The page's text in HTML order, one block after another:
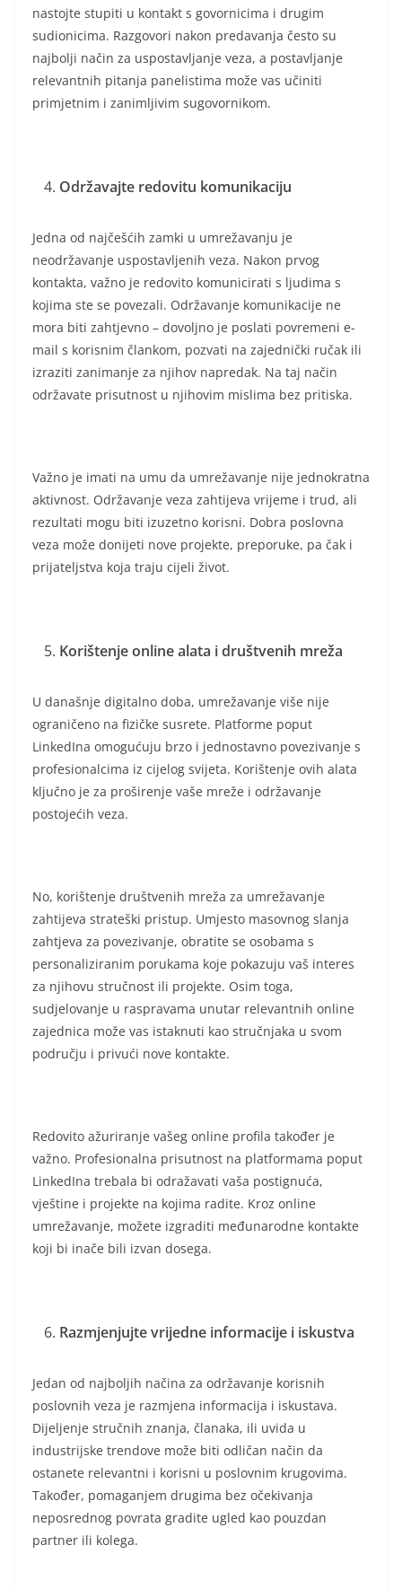
nastojte stupiti u kontakt s govornicima i drugim
sudionicima. Razgovori nakon predavanja često su
najbolji način za uspostavljanje veza, a postavljanje
relevantnih pitanja panelistima može vas učiniti
primjetnim i zanimljivim sugovornikom.
Održavajte redovitu komunikaciju
Jedna od najčešćih zamki u umrežavanju je
neodržavanje uspostavljenih veza. Nakon prvog
kontakta, važno je redovito komunicirati s ljudima s
kojima ste se povezali. Održavanje komunikacije ne
mora biti zahtjevno – dovoljno je poslati povremeni e-
mail s korisnim člankom, pozvati na zajednički ručak ili
izraziti zanimanje za njihov napredak. Na taj način
održavate prisutnost u njihovim mislima bez pritiska.
Važno je imati na umu da umrežavanje nije jednokratna
aktivnost. Održavanje veza zahtijeva vrijeme i trud, ali
rezultati mogu biti izuzetno korisni. Dobra poslovna
veza može donijeti nove projekte, preporuke, pa čak i
prijateljstva koja traju cijeli život.
Korištenje online alata i društvenih mreža
U današnje digitalno doba, umrežavanje više nije
ograničeno na fizičke susrete. Platforme poput
LinkedIna omogućuju brzo i jednostavno povezivanje s
profesionalcima iz cijelog svijeta. Korištenje ovih alata
ključno je za proširenje vaše mreže i održavanje
postojećih veza.
No, korištenje društvenih mreža za umrežavanje
zahtijeva strateški pristup. Umjesto masovnog slanja
zahtjeva za povezivanje, obratite se osobama s
personaliziranim porukama koje pokazuju vaš interes
za njihovu stručnost ili projekte. Osim toga,
sudjelovanje u raspravama unutar relevantnih online
zajednica može vas istaknuti kao stručnjaka u svom
području i privući nove kontakte.
Redovito ažuriranje vašeg online profila također je
važno. Profesionalna prisutnost na platformama poput
LinkedIna trebala bi odražavati vaša postignuća,
vještine i projekte na kojima radite. Kroz online
umrežavanje, možete izgraditi međunarodne kontakte
koji bi inače bili izvan dosega.
Razmjenjujte vrijedne informacije i iskustva
Jedan od najboljih načina za održavanje korisnih
poslovnih veza je razmjena informacija i iskustava.
Dijeljenje stručnih znanja, članaka, ili uvida u
industrijske trendove može biti odličan način da
ostanete relevantni i korisni u poslovnim krugovima.
Također, pomaganjem drugima bez očekivanja
neposrednog povrata gradite ugled kao pouzdan
partner ili kolega.